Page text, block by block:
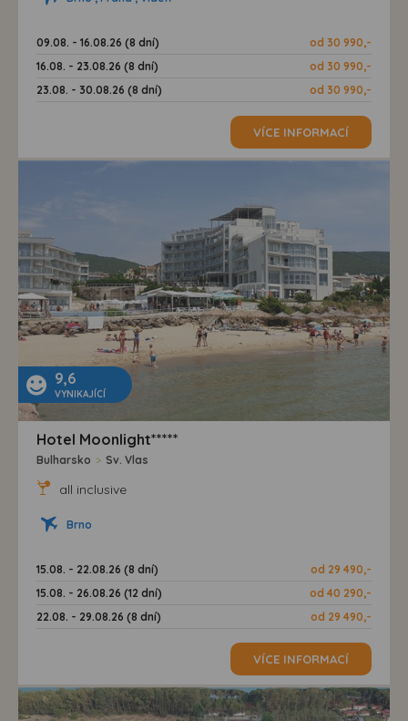
09.08. - 16.08.26 (8 dní)
od 30 990,-
16.08. - 23.08.26 (8 dní)
od 30 990,-
23.08. - 30.08.26 (8 dní)
od 30 990,-
VÍCE INFORMACÍ
9,6
VYNIKAJÍCÍ
Hotel Moonlight*****
Bulharsko > Sv. Vlas
all inclusive
Brno
15.08. - 22.08.26 (8 dní)
od 29 490,-
15.08. - 26.08.26 (12 dní)
od 40 290,-
22.08. - 29.08.26 (8 dní)
od 29 490,-
VÍCE INFORMACÍ